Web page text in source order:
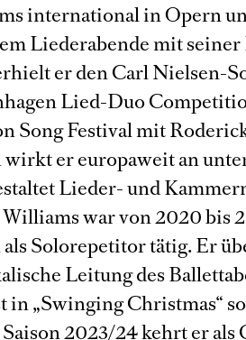
international in Opern
Liederabende mit
er den Carl Nielsen-
Lied-Duo
Song Festival mit
wirkt er europaweit an
Lieder- und
Williams war von 2020 bis
Solorepetitor tätig. Er
Leitung des
in „Swinging Christmas“
2023/24 kehrt er als